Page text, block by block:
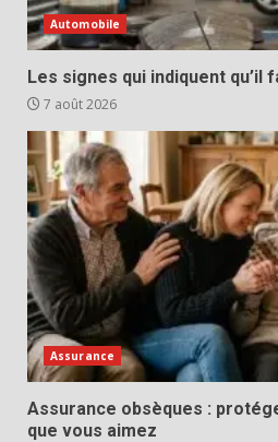
Automobile
Les signes qui indiquent qu’il
7 août 2026
Assurance
Assurance obsèques :
que vous aimez